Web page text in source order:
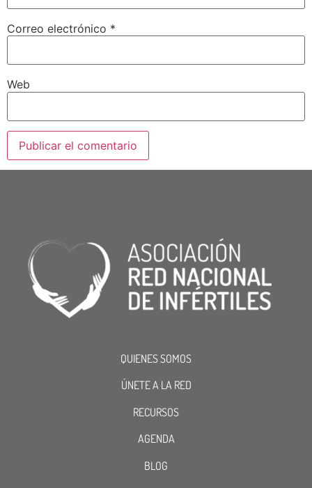
Correo electrónico *
Web
QUIENES SOMOS
ÚNETE A LA RED
RECURSOS
AGENDA
BLOG